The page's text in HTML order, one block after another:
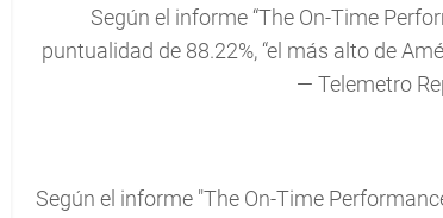
Según el informe “The On-Time
puntualidad de 88.22%, “el más alto de
— Telemetro
Según el informe "The On-Time